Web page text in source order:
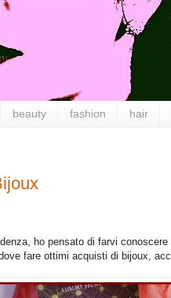
beauty fashion hair
ho pensato di farvi
fare ottimi acquisti di bijoux,